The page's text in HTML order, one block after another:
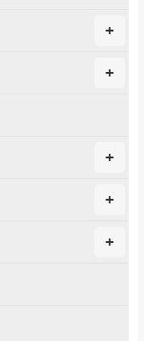
+
+
+
+
+